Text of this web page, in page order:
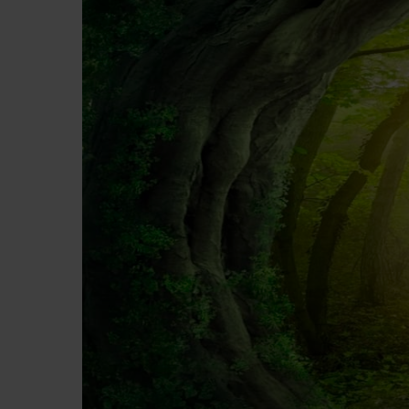
Premi invio per cercare o ESC per